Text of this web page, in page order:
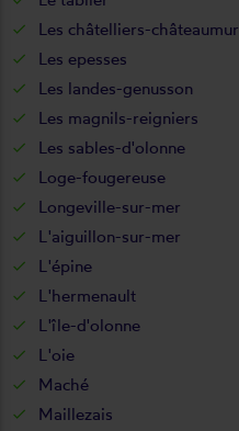
Les châtelliers-châteaumur
Les epesses
Les landes-genusson
Les magnils-reigniers
Les sables-d'olonne
Loge-fougereuse
Longeville-sur-mer
L'aiguillon-sur-mer
L'épine
L'hermenault
L'île-d'olonne
L'oie
Maché
Maillezais